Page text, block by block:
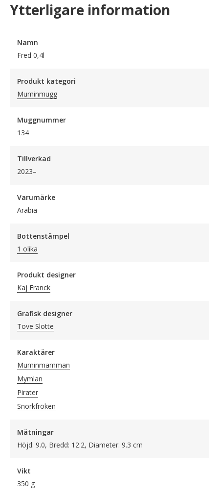
Ytterligare information
Namn
Fred 0,4l
Produkt kategori
Muminmugg
Muggnummer
134
Tillverkad
2023–
Varumärke
Arabia
Bottenstämpel
1 olika
Produkt designer
Kaj Franck
Grafisk designer
Tove Slotte
Karaktärer
Muminmamman
Mymlan
Pirater
Snorkfröken
Mätningar
Höjd: 9.0, Bredd: 12.2, Diameter: 9.3 cm
Vikt
350 g